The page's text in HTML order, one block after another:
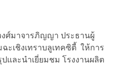
ศ์มาจารภิญญา ประธานผู้
ะเชิงเทราบลูเทคซิตี้ ให้การ
และนำเยี่ยมชม โรงงานผลิต